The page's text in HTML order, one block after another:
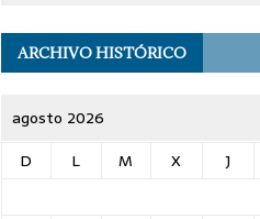
ARCHIVO HISTÓRICO
agosto 2026
D
L M X J